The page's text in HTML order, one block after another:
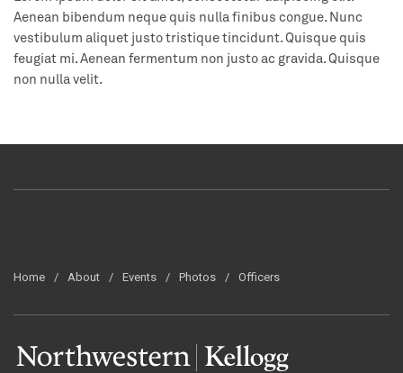
Aenean bibendum neque quis nulla finibus congue. Nunc
vestibulum aliquet justo tristique tincidunt. Quisque quis
feugiat mi. Aenean fermentum non justo ac gravida. Quisque
non nulla velit.
Home About Events Photos Officers